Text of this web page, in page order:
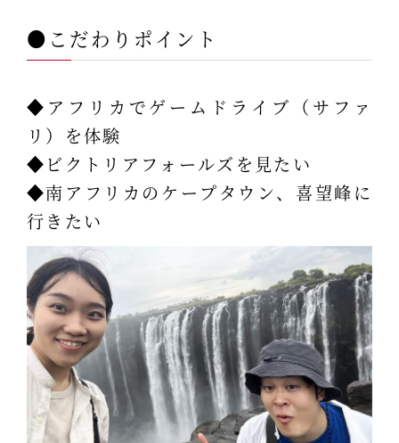
●こだわりポイント
◆アフリカでゲームドライブ（サファ
リ）を体験
◆ビクトリアフォールズを見たい
◆南アフリカのケープタウン、喜望峰に
行きたい